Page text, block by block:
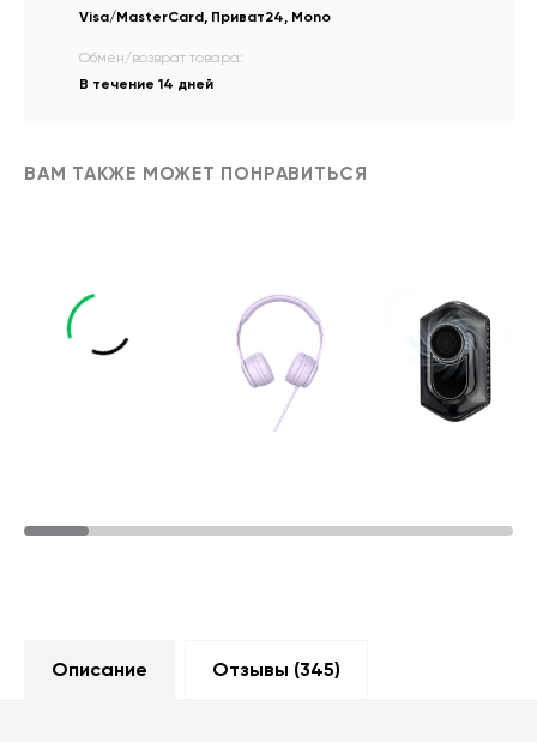
Visa/MasterCard, Приват24, Mono
Обмен/возврат товара:
В течение 14 дней
ВАМ ТАКЖЕ МОЖЕТ ПОНРАВИТЬСЯ
Описание Отзывы (345)